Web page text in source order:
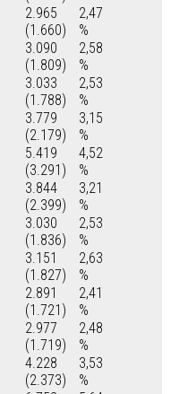
2.965
(1.660)
2,47
%
3.090
(1.809)
2,58
%
3.033
(1.788)
2,53
%
3.779
(2.179)
3,15
%
5.419
(3.291)
4,52
%
3.844
(2.399)
3,21
%
3.030
(1.836)
2,53
%
3.151
(1.827)
2,63
%
2.891
(1.721)
2,41
%
2.977
(1.719)
2,48
%
4.228
(2.373)
3,53
%